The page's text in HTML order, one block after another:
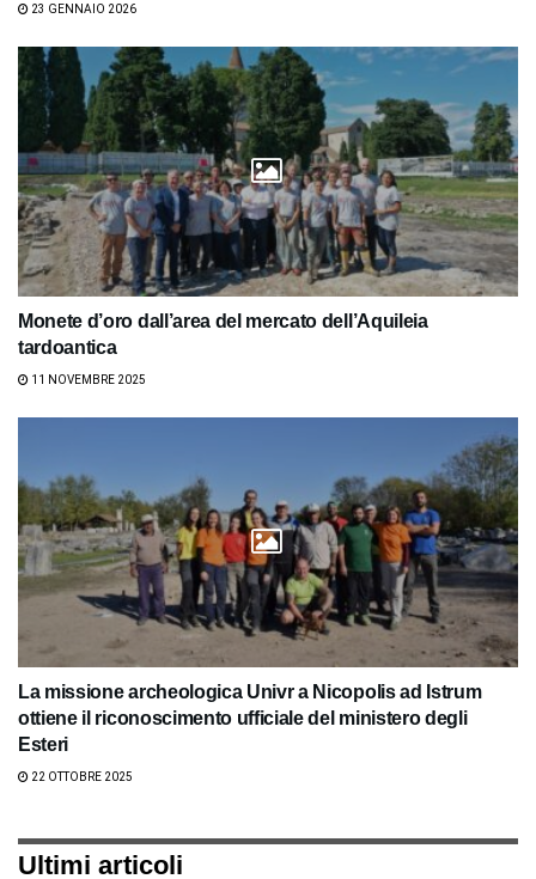
23 GENNAIO 2026
Monete d’oro dall’area del mercato dell’Aquileia
tardoantica
11 NOVEMBRE 2025
La missione archeologica Univr a Nicopolis ad Istrum
ottiene il riconoscimento ufficiale del ministero degli
Esteri
22 OTTOBRE 2025
Ultimi articoli